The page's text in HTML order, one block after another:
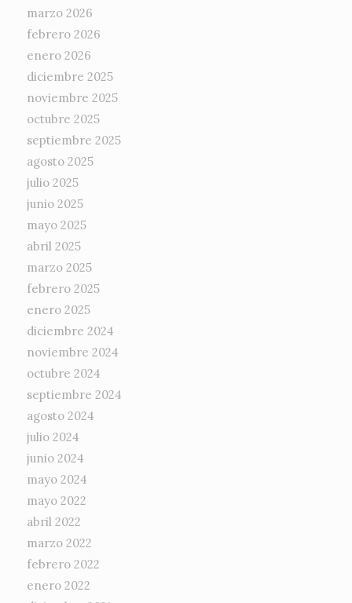
marzo 2026
febrero 2026
enero 2026
diciembre 2025
noviembre 2025
octubre 2025
septiembre 2025
agosto 2025
julio 2025
junio 2025
mayo 2025
abril 2025
marzo 2025
febrero 2025
enero 2025
diciembre 2024
noviembre 2024
octubre 2024
septiembre 2024
agosto 2024
julio 2024
junio 2024
mayo 2024
mayo 2022
abril 2022
marzo 2022
febrero 2022
enero 2022